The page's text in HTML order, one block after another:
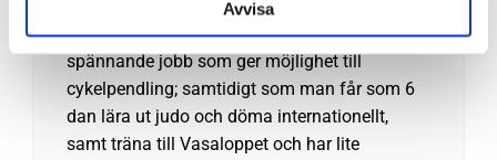
Avvisa
Har man en härlig familj, ett högintressant och
spännande jobb som ger möjlighet till
cykelpendling; samtidigt som man får som 6
dan lära ut judo och döma internationellt,
samt träna till Vasaloppet och har lite